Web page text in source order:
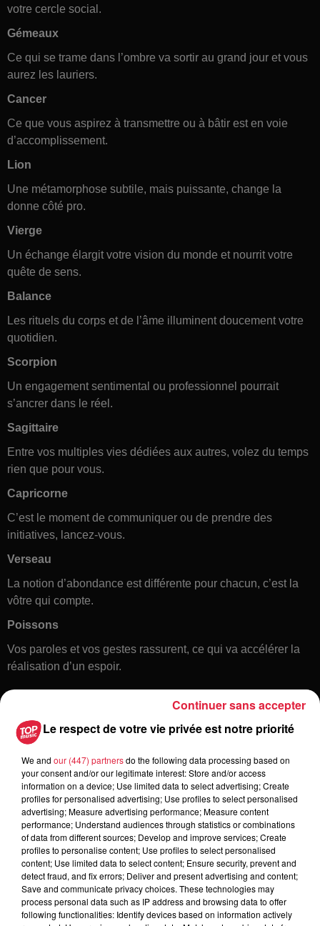
votre cercle social.
Gémeaux
Ce qui se trame dans l’ombre va sortir au grand jour et vous
aurez les lauriers.
Cancer
Ce que vous aspirez à transmettre ou à bâtir est en voie
d’accomplissement.
Lion
Une métamorphose subtile, mais puissante, change la
donne côté pro.
Vierge
Un échange élargit votre vision du monde et nourrit votre
quête de sens.
Balance
Les rituels du corps et de l’âme illuminent doucement votre
quotidien.
Scorpion
Un engagement sentimental ou professionnel pourrait
s’ancrer dans le réel.
Sagittaire
Entre vos multiples vies dédiées aux autres, volez du temps
rien que pour vous.
Capricorne
C’est le moment de communiquer ou de prendre des
initiatives, lancez-vous.
Verseau
La notion d’abondance est différente pour chacun, c’est la
vôtre qui compte.
Poissons
Vos paroles et vos gestes rassurent, ce qui va accélérer la
réalisation d’un espoir.
Toute l'actu
6 août 2026
À Hoerdt, de l’eau brune sort des
robinets
Le respect de votre vie privée est notre priorité
We and our (447) partnersdo the following data processing based on
your consent and/or our legitimate interest: Store and/or access
information on a device; Use limited data to select advertising; Create
profiles for personalised advertising; Use profiles to select personalised
advertising; Measure advertising performance; Measure content
performance; Understand audiences through statistics or combinations
of data from different sources; Develop and improve services; Create
profiles to personalise content; Use profiles to select personalised
content; Use limited data to select content; Ensure security, prevent and
detect fraud, and fix errors; Deliver and present advertising and content;
Save and communicate privacy choices. These technologies may
process personal data such as IP address and browsing data to offer
following functionalities: Identify devices based on information actively
Continuer sans accepter